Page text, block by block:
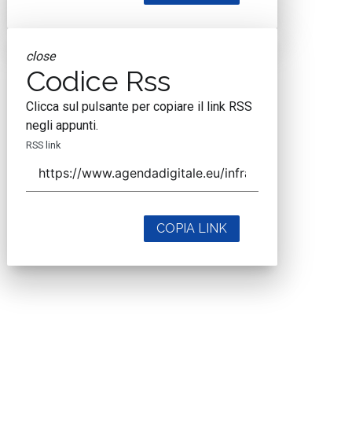
close
Codice Rss
Clicca sul pulsante per copiare il link RSS
negli appunti.
RSS link
COPIA LINK